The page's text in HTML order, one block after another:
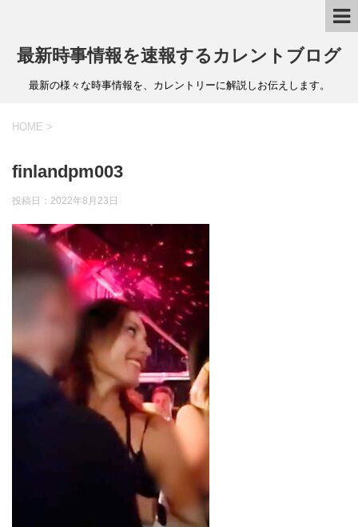
最新時事情報を速報するカレントブログ
最新の様々な時事情報を、カレントリーに解説しお伝えします。
HOME >
finlandpm003
投稿日： 2022年8月23日